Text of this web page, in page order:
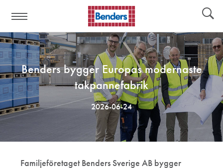
Benders bygger Europas modernaste
takpannefabrik
2026-06-24
Familjeföretaget Benders Sverige AB bygger